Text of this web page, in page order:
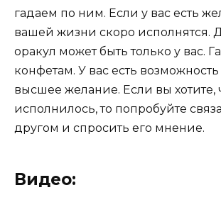
гадаем по ним. Если у вас есть
вашей жизни скоро исполнятся.
оракул может быть только у вас.
конфетам. У вас есть возможность
высшее желание. Если вы хотите,
исполнилось, то попробуйте
другом и спросить его мнение.
Видео: